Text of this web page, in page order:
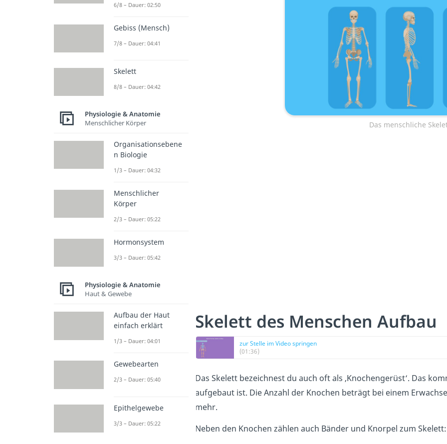
Das menschliche
Skelett des Menschen Aufbau
zur Stelle im Video springen
(01:36)
Das Skelett bezeichnest du auch oft als ‚Knochengerüst‘. Das
aufgebaut ist. Die Anzahl der Knochen beträgt bei einem
mehr.
Neben den Knochen zählen auch Bänder und Knorpel zum Skelett:
6/8 – Dauer: 02:50
Gebiss (Mensch)
7/8 – Dauer: 04:41
Skelett
8/8 – Dauer: 04:42
Physiologie & Anatomie
Menschlicher Körper
Organisationsebene
n Biologie
1/3 – Dauer: 04:32
Menschlicher
Körper
2/3 – Dauer: 05:22
Hormonsystem
3/3 – Dauer: 05:42
Physiologie & Anatomie
Haut & Gewebe
Aufbau der Haut
einfach erklärt
1/3 – Dauer: 04:01
Gewebearten
2/3 – Dauer: 05:40
Epithelgewebe
3/3 – Dauer: 05:22